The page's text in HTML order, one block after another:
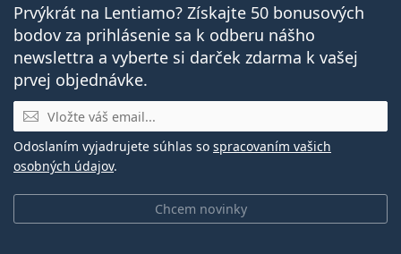
Prvýkrát na Lentiamo? Získajte 50 bonusových
bodov za prihlásenie sa k odberu nášho
newslettra a vyberte si darček zdarma k vašej
prvej objednávke.
E-mail
Chcem novinky
Odoslaním vyjadrujete súhlas so spracovaním vašich
osobných údajov.